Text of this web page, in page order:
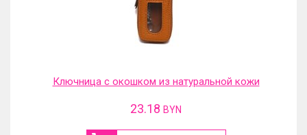
Ключница с окошком из натуральной кожи
23.18 BYN